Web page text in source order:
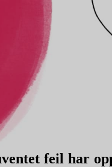
feil har